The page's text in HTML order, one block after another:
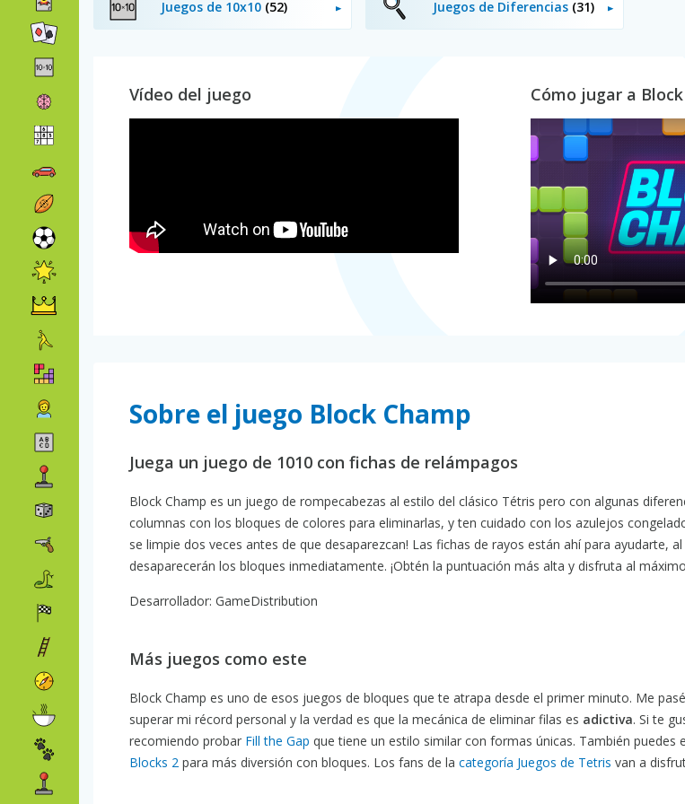
Juegos de 10x10 (52) Juegos de Diferencias (31)
Vídeo del juego Cómo jugar a
Sobre el juego Block Champ
Juega un juego de 1010 con fichas de relámpagos
Block Champ es un juego de rompecabezas al estilo del clásico Tétris pero con algunas
columnas con los bloques de colores para eliminarlas, y ten cuidado con los azulejos
se limpie dos veces antes de que desaparezcan! Las fichas de rayos están ahí para ayudarte,
desaparecerán los bloques inmediatamente. ¡Obtén la puntuación más alta y disfruta al
Desarrollador: GameDistribution
Más juegos como este
Block Champ es uno de esos juegos de bloques que te atrapa desde el primer minuto. Me
superar mi récord personal y la verdad es que la mecánica de eliminar filas es adictiva. Si te
recomiendo probar Fill the Gap que tiene un estilo similar con formas únicas. También puedes
Blocks 2 para más diversión con bloques. Los fans de la categoría Juegos de Tetris van a